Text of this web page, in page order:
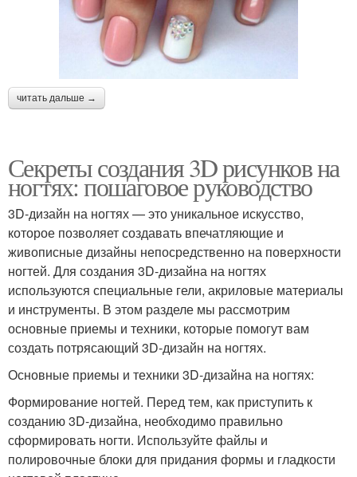
читать дальше →
Секреты создания 3D рисунков на
ногтях: пошаговое руководство
3D-дизайн на ногтях — это уникальное искусство,
которое позволяет создавать впечатляющие и
живописные дизайны непосредственно на поверхности
ногтей. Для создания 3D-дизайна на ногтях
используются специальные гели, акриловые материалы
и инструменты. В этом разделе мы рассмотрим
основные приемы и техники, которые помогут вам
создать потрясающий 3D-дизайн на ногтях.
Основные приемы и техники 3D-дизайна на ногтях:
Формирование ногтей. Перед тем, как приступить к
созданию 3D-дизайна, необходимо правильно
сформировать ногти. Используйте файлы и
полировочные блоки для придания формы и гладкости